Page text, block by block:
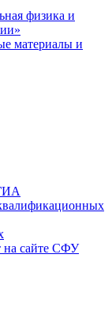
физика и
материалы и
на сайте СФУ